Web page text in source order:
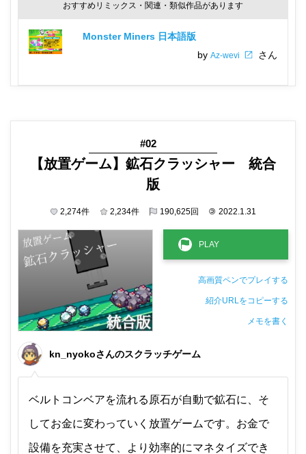
おすすめリミックス・関連・類似作品があります
Monster Miners 日本語版
by Az-wevi さん
#02
【放置ゲーム】鉱石クラッシャー 統合
版
2,274件 2,234件 190,625回 © 2022.1.31
高画質ペンでプレイする
紹介URLをコピーする
メモを書く
kn_nyokoさんのスクラッチゲーム
ベルトコンベアを流れる原石が自動で鉱石に、そ
してお金に変わっていく放置ゲームです。お金で
設備を充実させて、より効率的にマネタイズでき